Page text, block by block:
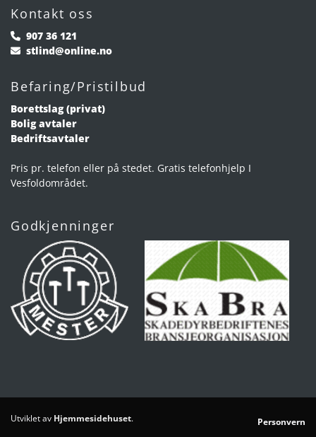
Kontakt oss
 907 36 121
 stlind@online.no
Befaring/Pristilbud
Borettslag (privat)
Bolig avtaler
Bedriftsavtaler
Pris pr. telefon eller på stedet. Gratis telefonhjelp I
Vesfoldområdet.
Godkjenninger
Utviklet av Hjemmesidehuset. Personvern